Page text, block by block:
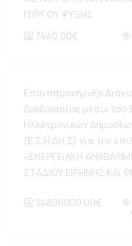
ΠΥΡΓΟΥ ΨΥΞΗΣ
7440.00€
Επαναπροκήρυξη
Διαδικασίας μέσω του
Ηλεκτρονικών
(Ε.Σ.Η.ΔΗ.Σ) για την
«ΕΝΕΡΓΕΙΑΚΗ
ΣΤΑΔΙΟΥ ΕΙΡΗΝΗΣ ΚΑΙ
24800000.00€